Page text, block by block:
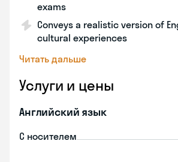
exams
Conveys a realistic version of
cultural experiences
Читать дальше
Услуги и цены
Английский язык
С носителем